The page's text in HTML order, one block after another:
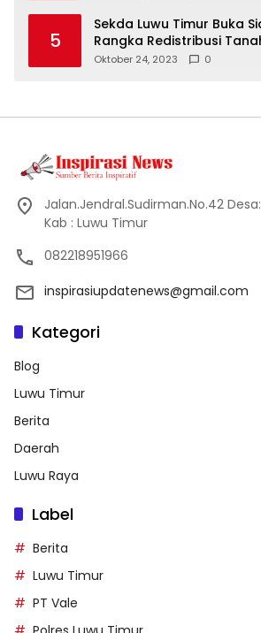
5
Sekda Luwu Timur Buka
Rangka Redistribusi
Oktober 24, 2023 0
Jalan.Jendral.Sudirman.No.42
Kab : Luwu Timur
082218951966
inspirasiupdatenews@gmail.com
Kategori
Blog
Luwu Timur
Berita
Daerah
Luwu Raya
Label
Berita
Luwu Timur
PT Vale